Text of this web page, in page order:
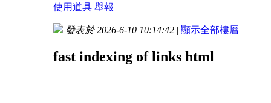
使用道具 舉報
發表於 2026-6-10 10:14:42 | 顯示全部樓層
fast indexing of links html